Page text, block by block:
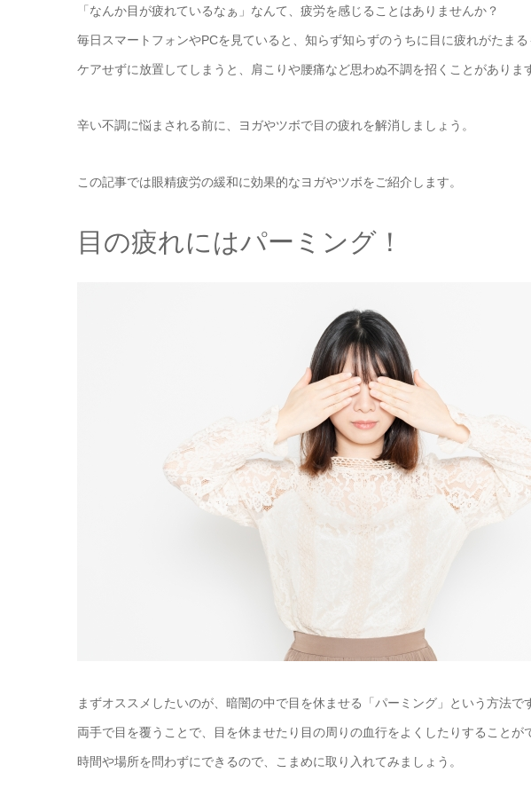
「なんか目が疲れているなぁ」なんて、疲労を感じることはありませんか？
毎日スマートフォンやPCを見ていると、知らず知らずのうちに目に疲れがたまる
ケアせずに放置してしまうと、肩こりや腰痛など思わぬ不調を招くことがありま
辛い不調に悩まされる前に、ヨガやツボで目の疲れを解消しましょう。
この記事では眼精疲労の緩和に効果的なヨガやツボをご紹介します。
目の疲れにはパーミング！
まずオススメしたいのが、暗闇の中で目を休ませる「パーミング」という方法で
両手で目を覆うことで、目を休ませたり目の周りの血行をよくしたりすることが
時間や場所を問わずにできるので、こまめに取り入れてみましょう。